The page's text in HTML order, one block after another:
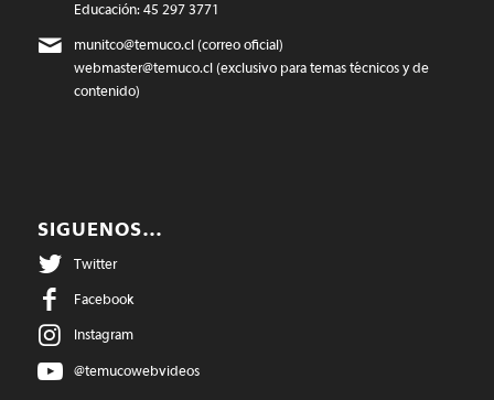
Educación: 45 297 3771
munitco@temuco.cl(correo oficial)
webmaster@temuco.cl(exclusivo para temas técnicos y de
contenido)
SIGUENOS…
Twitter
Facebook
Instagram
@temucowebvideos